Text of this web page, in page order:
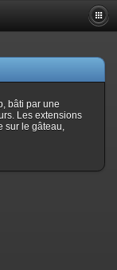
bâti par une
Les extensions
sur le gâteau,